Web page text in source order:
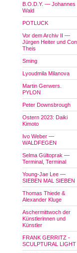
B.O.D.Y. — Johannes
Wald
POTLUCK
Vor dem Archiv II —
Jürgen Heiter und
Theis
Sming
Lyoudmila Milanova
Martin Gerwers.
PYLON
Peter Downsbrough
Ostern 2023: Daiki
Kimoto
Ivo Weber —
WALDFEGEN
Selma Gültoprak —
Terminal, Terminal
Young-Jae Lee —
SIEBEN MAL SIEBEN
Thomas Thiede &
Alexander Kluge
Aschermittwoch der
Künstlerinnen und
Künstler
FRANK GERRITZ -
SCULPTURAL LIGHT